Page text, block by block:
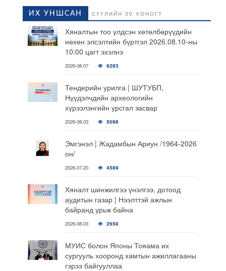
ИХ УНШСАН СҮҮЛИЙН 30 ХОНОГТ
Хяналтын тоо үлдсэн хөтөлбөрүүдийн
нөхөн элсэлтийн бүртгэл 2026.08.10-ны
10:00 цагт эхэлнэ
2026-08-07 9283
Тендерийн урилга | ШУТУБП,
Нүүдэлчдийн археологийн
хүрээлэнгийн урсгал засвар
2026-08-03 5098
Эмгэнэл | Жадамбын Ариун /1964-2026
он/
2026-07-20 4589
Хяналт шинжилгээ үнэлгээ, дотоод
аудитын газар | Нээлттэй ажлын
байранд урьж байна
2026-08-03 2658
МУИС болон Японы Тояама их
сургууль хооронд хамтын ажиллагааны
гэрээ байгууллаа